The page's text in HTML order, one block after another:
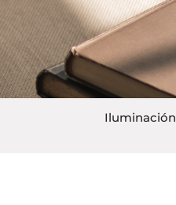
Iluminación